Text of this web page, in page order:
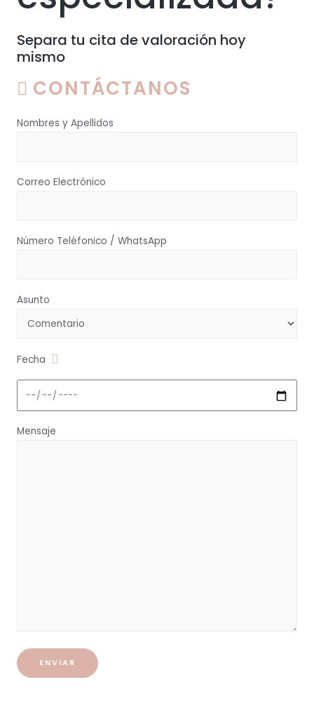
Separa tu cita de valoración hoy
mismo
CONTÁCTANOS
Nombres y Apellidos
Correo Electrónico
Número Teléfonico / WhatsApp
Asunto
Fecha
Mensaje